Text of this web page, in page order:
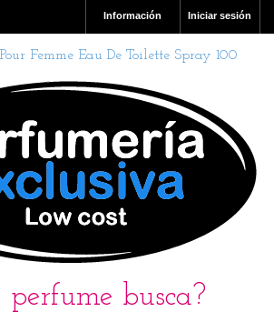
Iniciar sesión
Información
Femme Eau De Toilette Spray 100
perfume busca?